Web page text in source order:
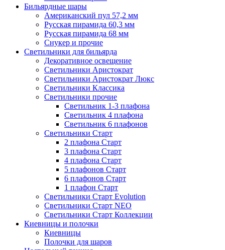
Бильярдные шары
Американский пул 57,2 мм
Русская пирамида 60,3 мм
Русская пирамида 68 мм
Снукер и прочие
Светильники для бильярда
Декоративное освещение
Светильники Аристократ
Светильники Аристократ Люкс
Светильники Классика
Светильники прочие
Светильник 1-3 плафона
Светильник 4 плафона
Светильник 6 плафонов
Светильники Старт
2 плафона Старт
3 плафона Старт
4 плафона Старт
5 плафонов Старт
6 плафонов Старт
1 плафон Старт
Светильники Старт Evolution
Светильники Старт NEO
Светильники Старт Коллекции
Киевницы и полочки
Киевницы
Полочки для шаров